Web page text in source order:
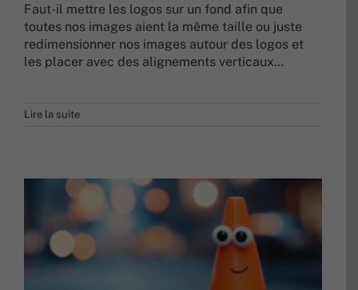
Faut-il mettre les logos sur un fond afin que
toutes nos images aient la même taille ou juste
redimensionner nos images autour des logos et
les placer avec des alignements verticaux…
Lire la suite